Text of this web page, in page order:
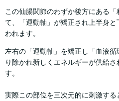
この仙腸関節のわずか後方にある
て、「運動軸」が矯正され上半身
われます。
左右の「運動軸」を矯正し「血液
り除かれ新しくエネルギーが供給
す。
実際この部位を三次元的に刺激す